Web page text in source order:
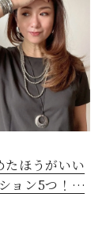
たほうがいい
ョン5つ！手
すコツ